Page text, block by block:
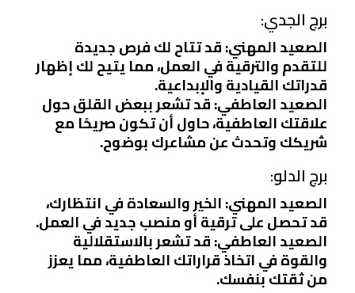
برج الجدي:
الصعيد المهني: قد تتاح لك فرص جديدة
للتقدم والترقية في العمل، مما يتيح لك إظهار
قدراتك القيادية والإبداعية.
الصعيد العاطفي: قد تشعر ببعض القلق حول
علاقتك العاطفية، حاول أن تكون صريحًا مع
شريكك وتحدث عن مشاعرك بوضوح.
برج الدلو:
الصعيد المهني: الخير والسعادة في انتظارك،
قد تحصل على ترقية أو منصب جديد في العمل.
الصعيد العاطفي: قد تشعر بالاستقلالية
والقوة في اتخاذ قراراتك العاطفية، مما يعزز
من ثقتك بنفسك.